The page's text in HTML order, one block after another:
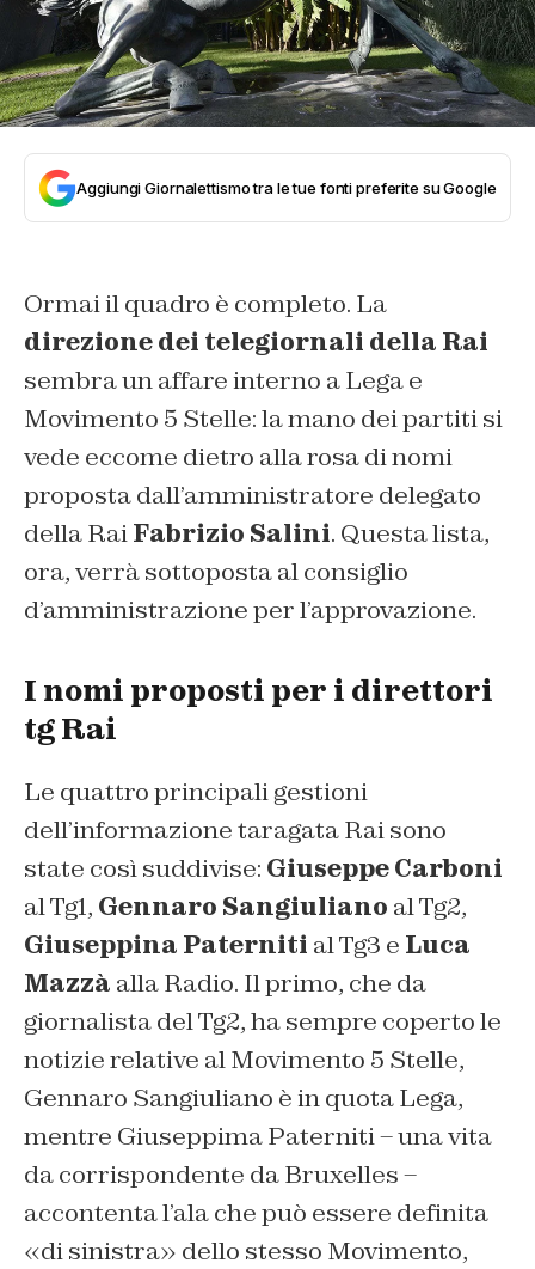
Aggiungi Giornalettismo tra le tue fonti preferite su Google
Ormai il quadro è completo. La
direzione dei telegiornali della Rai
sembra un affare interno a Lega e
Movimento 5 Stelle: la mano dei partiti si
vede eccome dietro alla rosa di nomi
proposta dall’amministratore delegato
della RaiFabrizio Salini. Questa lista,
ora, verrà sottoposta al consiglio
d’amministrazione per l’approvazione.
I nomi proposti per i direttori
tg Rai
Le quattro principali gestioni
dell’informazione taragata Rai sono
state così suddivise: Giuseppe Carboni
al Tg1, Gennaro Sangiuliano al Tg2,
Giuseppina Paterniti al Tg3 e Luca
Mazzà alla Radio. Il primo, che da
giornalista del Tg2, ha sempre coperto le
notizie relative al Movimento 5 Stelle,
Gennaro Sangiuliano è in quota Lega,
mentre Giuseppima Paterniti – una vita
da corrispondente da Bruxelles –
accontenta l’ala che può essere definita
«di sinistra» dello stesso Movimento,